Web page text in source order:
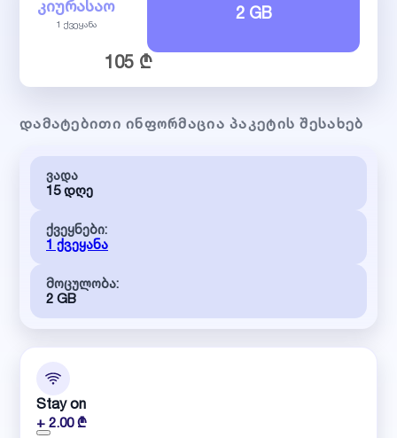
ᲙᲘᲣᲠᲐᲡᲐᲝ
1 ქვეყანა
2 GB
105 ₾
ᲓᲐᲛᲐᲢᲔᲑᲘᲗᲘ ᲘᲜᲤᲝᲠᲛᲐᲪᲘᲐ ᲞᲐᲙᲔᲢᲘᲡ ᲨᲔᲡᲐᲮᲔᲑ
ვადა
15 დღე
ქვეყნები:
1 ქვეყანა
მოცულობა:
2 GB
Stay on
+ 2.00 ₾